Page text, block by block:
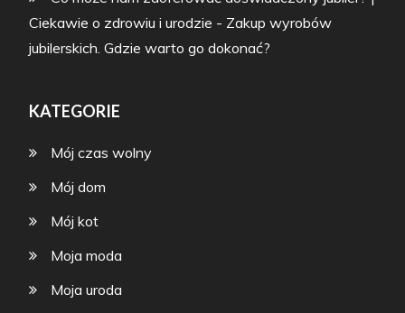
Ciekawie o zdrowiu i urodzie - Zakup wyrobów
jubilerskich. Gdzie warto go dokonać?
KATEGORIE
Mój czas wolny
Mój dom
Mój kot
Moja moda
Moja uroda